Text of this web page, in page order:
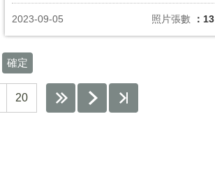
2023-09-05 照片張數 ：13
20